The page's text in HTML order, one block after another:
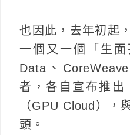
也因此，去年初起
一個又一個「生
Data、
者，各自宣布推出
（GPU Cloud），
頭。